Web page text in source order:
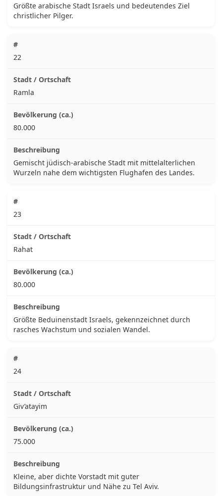
Größte arabische Stadt Israels und bedeutendes Ziel
christlicher Pilger.
22
Ramla
80.000
Gemischt jüdisch-arabische Stadt mit mittelalterlichen
Wurzeln nahe dem wichtigsten Flughafen des Landes.
23
Rahat
80.000
Größte Beduinenstadt Israels, gekennzeichnet durch
rasches Wachstum und sozialen Wandel.
24
Giv’atayim
75.000
Kleine, aber dichte Vorstadt mit guter
Bildungsinfrastruktur und Nähe zu Tel Aviv.